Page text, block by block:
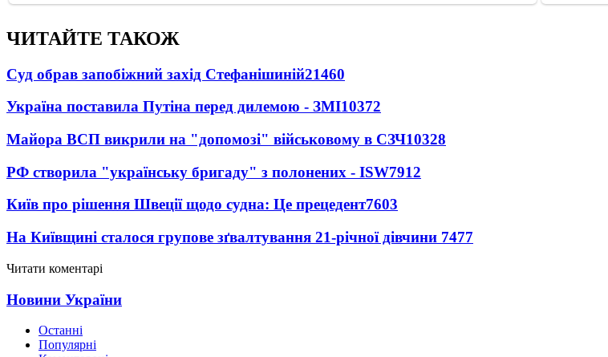
ЧИТАЙТЕ ТАКОЖ
Суд обрав запобіжний захід Стефанішиній21460
Україна поставила Путіна перед дилемою - ЗМІ10372
Майора ВСП викрили на "допомозі" військовому в СЗЧ10328
РФ створила "українську бригаду" з полонених - ISW7912
Київ про рішення Швеції щодо судна: Це прецедент7603
На Київщині сталося групове зґвалтування 21-річної дівчини 7477
Читати коментарі
Новини України
Останні
Популярні